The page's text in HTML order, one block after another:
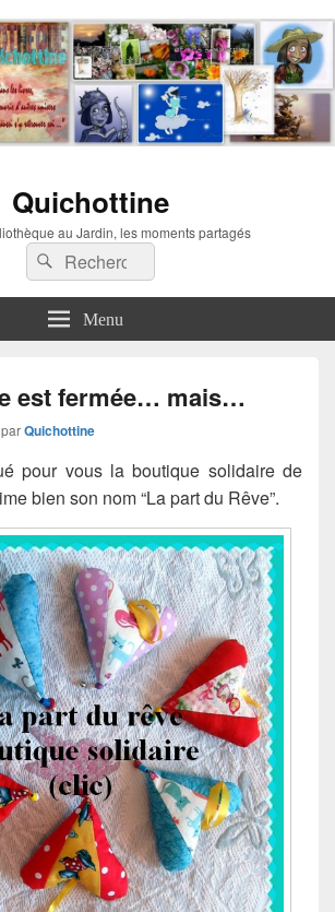
Quichottine
au Jardin, les moments partagés
Recherche :
Rechercher
Menu
est fermée… mais…
parQuichottine
pour vous la boutique solidaire de
bien son nom “La part du Rêve”.